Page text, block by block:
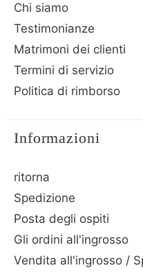
Chi siamo
Testimonianze
Matrimoni dei clienti
Termini di servizio
Politica di rimborso
Informazioni
ritorna
Spedizione
Posta degli ospiti
Gli ordini all'ingrosso
Vendita all'ingrosso /